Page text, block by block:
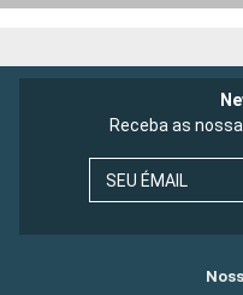
Receba as
SEU ÉMAIL